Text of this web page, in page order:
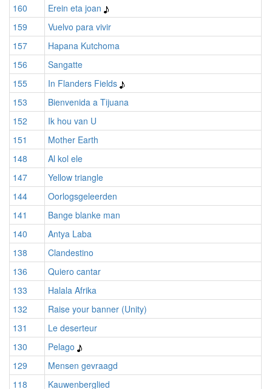
160
Erein eta joan
159
Vuelvo para vivir
157
Hapana Kutchoma
156
Sangatte
155
In Flanders Fields
153
Bienvenida a Tijuana
152
Ik hou van U
151
Mother Earth
148
Al kol ele
147
Yellow triangle
144
Oorlogsgeleerden
141
Bange blanke man
140
Antya Laba
138
Clandestino
136
Quiero cantar
133
Halala Afrika
132
Raise your banner (Unity)
131
Le deserteur
130
Pelago
129
Mensen gevraagd
118
Kauwenberglied